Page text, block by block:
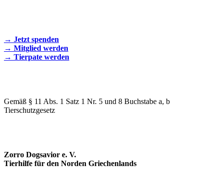
→ Jetzt spenden
→ Mitglied werden
→ Tierpate werden
Gemäß § 11 Abs. 1 Satz 1 Nr. 5 und 8 Buchstabe a, b
Tierschutzgesetz
Zorro Dogsavior e. V.
Tierhilfe für den Norden Griechenlands